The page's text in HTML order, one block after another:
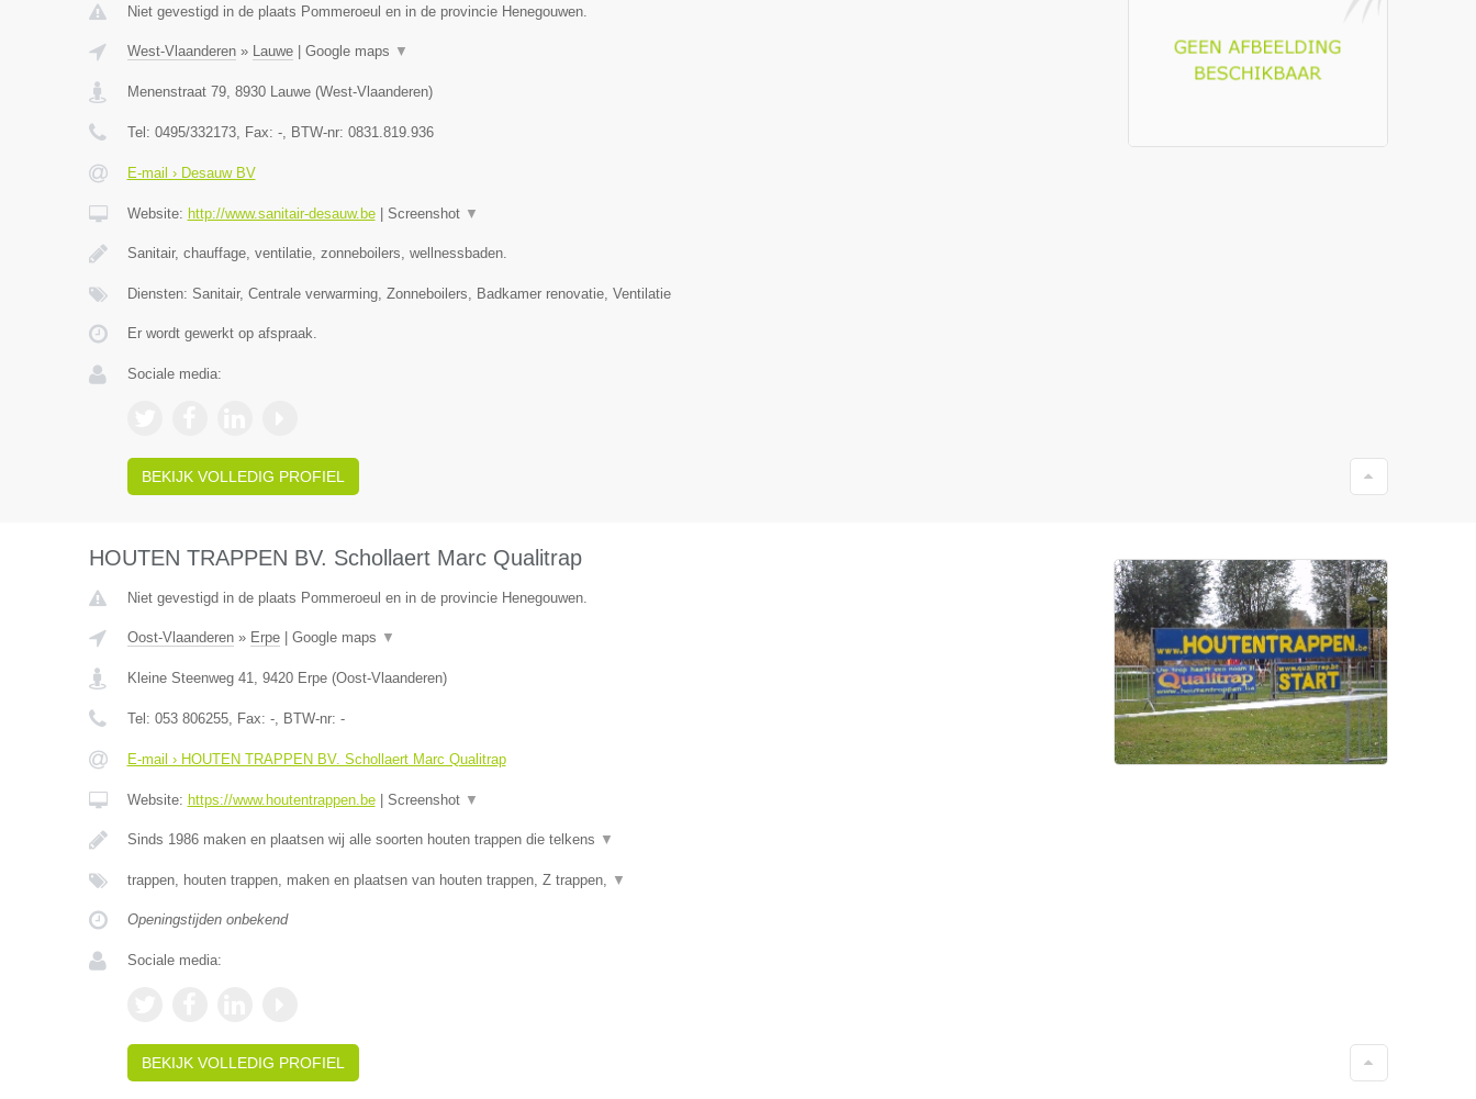
Niet gevestigd in de plaats Pommeroeul en in de provincie Henegouwen.
West-Vlaanderen» Lauwe| Google maps ▼
Menenstraat 79, 8930 Lauwe(West-Vlaanderen)
Tel: 0495/332173, Fax: -, BTW-nr: 0831.819.936
E-mail › Desauw BV
Website: http://www.sanitair-desauw.be| Screenshot ▼
Sanitair, chauffage, ventilatie, zonneboilers, wellnessbaden.
Diensten: Sanitair, Centrale verwarming, Zonneboilers, Badkamer renovatie, Ventilatie
Er wordt gewerkt op afspraak.
Sociale media:
BEKIJK VOLLEDIG PROFIEL
HOUTEN TRAPPEN BV. Schollaert Marc Qualitrap
Niet gevestigd in de plaats Pommeroeul en in de provincie Henegouwen.
Oost-Vlaanderen» Erpe| Google maps ▼
Kleine Steenweg 41, 9420 Erpe(Oost-Vlaanderen)
Tel: 053 806255, Fax: -, BTW-nr: -
E-mail › HOUTEN TRAPPEN BV. Schollaert Marc Qualitrap
Website: https://www.houtentrappen.be| Screenshot ▼
Sinds 1986 maken en plaatsen wij alle soorten houten trappen die telkens ▼
trappen, houten trappen, maken en plaatsen van houten trappen, Z trappen, ▼
Openingstijden onbekend
Sociale media:
BEKIJK VOLLEDIG PROFIEL